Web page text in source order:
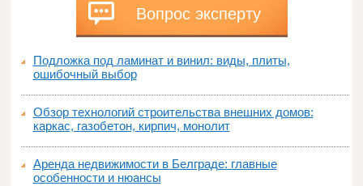
Вопрос эксперту
Подложка под ламинат и винил: виды, плиты,
ошибочный выбор
Обзор технологий строительства внешних домов:
каркас, газобетон, кирпич, монолит
Аренда недвижимости в Белграде: главные
особенности и нюансы